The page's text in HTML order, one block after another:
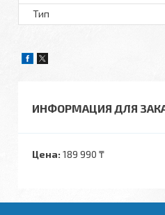
Тип
ИНФОРМАЦИЯ ДЛЯ
Цена: 189 990 ₸